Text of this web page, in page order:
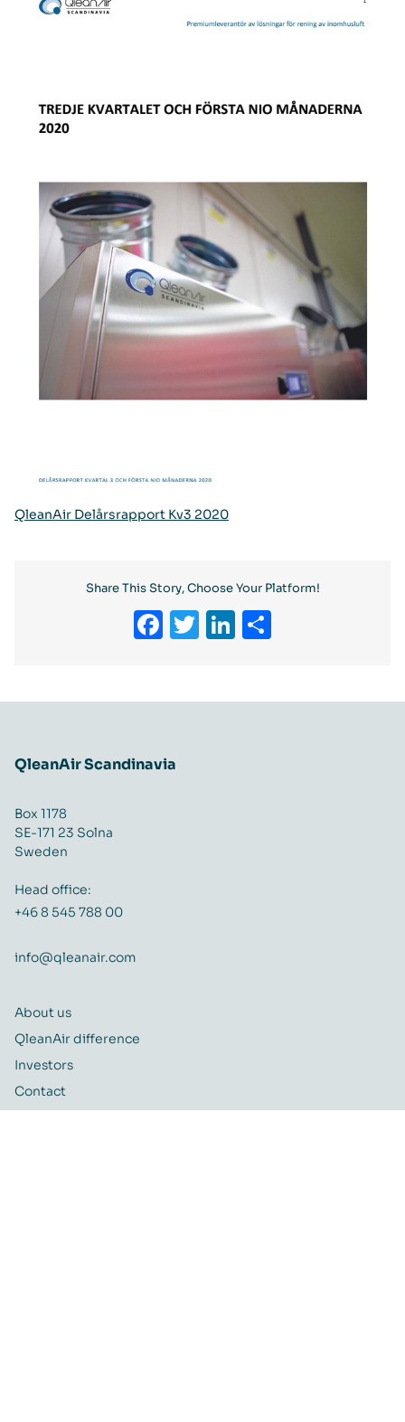
QleanAir Delårsrapport Kv3 2020
Share This Story, Choose Your Platform!
Facebook
Twitter
LinkedIn
QleanAir Scandinavia
Box 1178
SE-171 23 Solna
Sweden
Head office:
+46 8 545 788 00
info@qleanair.com
About us
QleanAir difference
Investors
Contact